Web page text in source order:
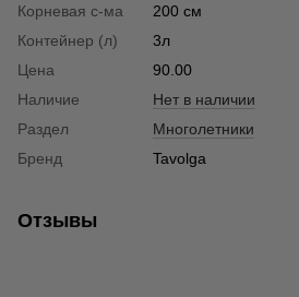
Корневая с-ма
200 см
Контейнер (л)
3л
Цена
90.00
Наличие
Нет в наличии
Раздел
Многолетники
Бренд
Tavolga
Отзывы